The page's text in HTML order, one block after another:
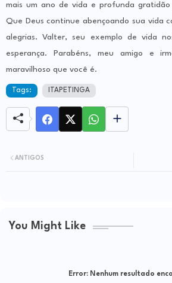
mais um ano de vida e profunda
Que Deus continue abençoando sua vida
alegrias. Valter, seu exemplo de vida
esperança. Parabéns, meu amigo e
maravilhoso que você é.
Tags: ITAPETINGA
ANTIGOS
You Might Like
Error: Nenhum resultado